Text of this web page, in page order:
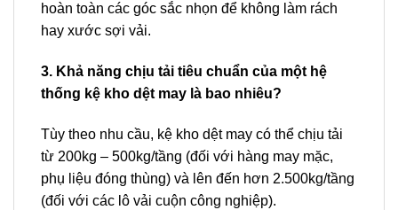
hoàn toàn các góc sắc nhọn để không làm rách
hay xước sợi vải.
3. Khả năng chịu tải tiêu chuẩn của một hệ
thống kệ kho dệt may là bao nhiêu?
Tùy theo nhu cầu, kệ kho dệt may có thể chịu tải
từ 200kg – 500kg/tầng (đối với hàng may mặc,
phụ liệu đóng thùng) và lên đến hơn 2.500kg/tầng
(đối với các lô vải cuộn công nghiệp).